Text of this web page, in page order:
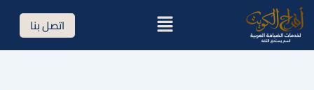
تخطي
إلى
المحتوى
القائمة اتصل بنا